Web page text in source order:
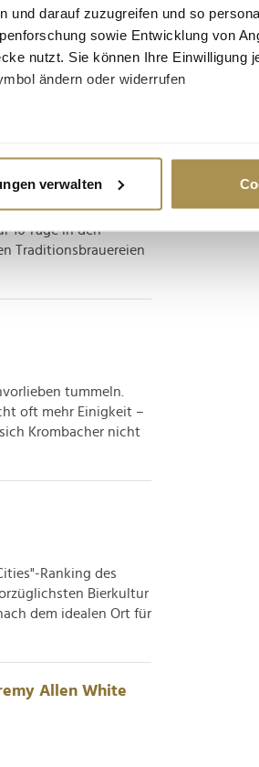
darauf zuzugreifen und so
sowie Entwicklung von
nutzt. Sie können Ihre Einwilligung
ändern oder widerrufen
werden, und legen Sie Ihre
Funktionen für soziale
Analysen weiter. Unsere Partner
bereitgestellt haben oder die sie im
verwalten
Alkohol – oft mit dem
Jahresbeginn zeigen
günstig. Bei
Samstagmittag
16 Tage in den
Traditionsbrauereien
tummeln.
oft mehr Einigkeit –
Krombacher nicht
Ranking des
Bierkultur
dem idealen Ort für
Allen White